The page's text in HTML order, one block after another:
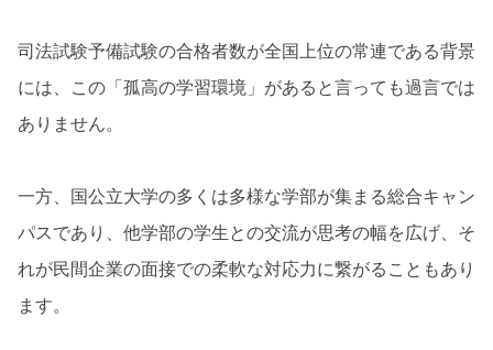
司法試験予備試験の合格者数が全国上位の常連である背景
には、この「孤高の学習環境」があると言っても過言では
ありません。
一方、国公立大学の多くは多様な学部が集まる総合キャン
パスであり、他学部の学生との交流が思考の幅を広げ、そ
れが民間企業の面接での柔軟な対応力に繋がることもあり
ます。